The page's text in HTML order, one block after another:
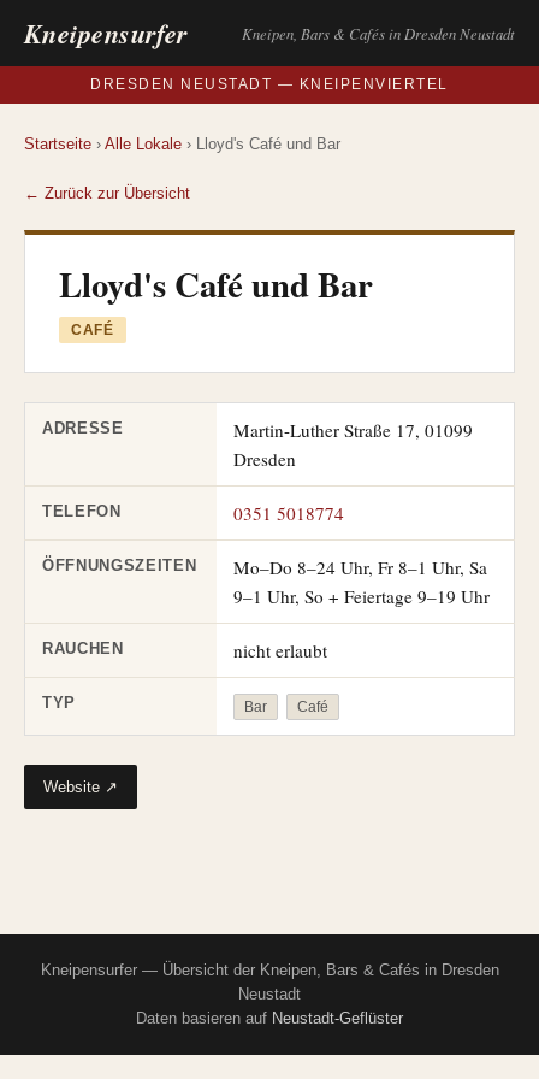
Kneipensurfer Kneipen, Bars & Cafés in Dresden Neustadt
DRESDEN NEUSTADT — KNEIPENVIERTEL
Startseite › Alle Lokale › Lloyd's Café und Bar
← Zurück zur Übersicht
Lloyd's Café und Bar
CAFÉ
ADRESSE
Martin-Luther Straße 17, 01099
Dresden
TELEFON 0351 5018774
ÖFFNUNGSZEITEN
Mo–Do 8–24 Uhr, Fr 8–1 Uhr, Sa
9–1 Uhr, So + Feiertage 9–19 Uhr
RAUCHEN nicht erlaubt
TYP Bar Café
Website ↗
Kneipensurfer — Übersicht der Kneipen, Bars & Cafés in Dresden
Neustadt
Daten basieren auf Neustadt-Geflüster